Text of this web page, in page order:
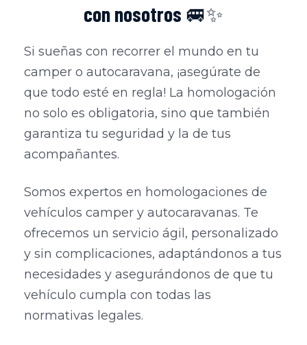
con nosotros 🚐✨
Si sueñas con recorrer el mundo en tu
camper o autocaravana, ¡asegúrate de
que todo esté en regla! La homologación
no solo es obligatoria, sino que también
garantiza tu seguridad y la de tus
acompañantes.
Somos expertos en homologaciones de
vehículos camper y autocaravanas. Te
ofrecemos un servicio ágil, personalizado
y sin complicaciones, adaptándonos a tus
necesidades y asegurándonos de que tu
vehículo cumpla con todas las
normativas legales.